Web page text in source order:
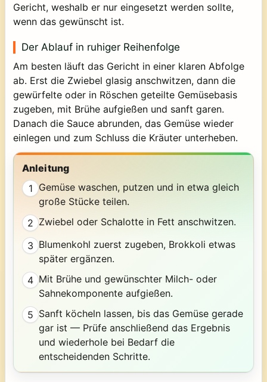
Gericht, weshalb er nur eingesetzt werden sollte,
wenn das gewünscht ist.
Der Ablauf in ruhiger Reihenfolge
Am besten läuft das Gericht in einer klaren Abfolge
ab. Erst die Zwiebel glasig anschwitzen, dann die
gewürfelte oder in Röschen geteilte Gemüsebasis
zugeben, mit Brühe aufgießen und sanft garen.
Danach die Sauce abrunden, das Gemüse wieder
einlegen und zum Schluss die Kräuter unterheben.
Anleitung
1 Gemüse waschen, putzen und in etwa gleich
große Stücke teilen.
2 Zwiebel oder Schalotte in Fett anschwitzen.
3 Blumenkohl zuerst zugeben, Brokkoli etwas
später ergänzen.
4 Mit Brühe und gewünschter Milch- oder
Sahnekomponente aufgießen.
5 Sanft köcheln lassen, bis das Gemüse gerade
gar ist — Prüfe anschließend das Ergebnis
und wiederhole bei Bedarf die
entscheidenden Schritte.